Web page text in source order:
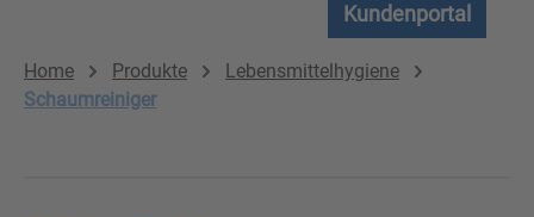
Kundenportal
Home Produkte
Lebensmittelhygiene
Schaumreiniger